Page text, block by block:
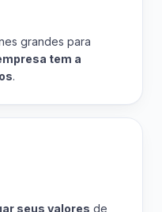
grandes para
tem a
.
seus valores de